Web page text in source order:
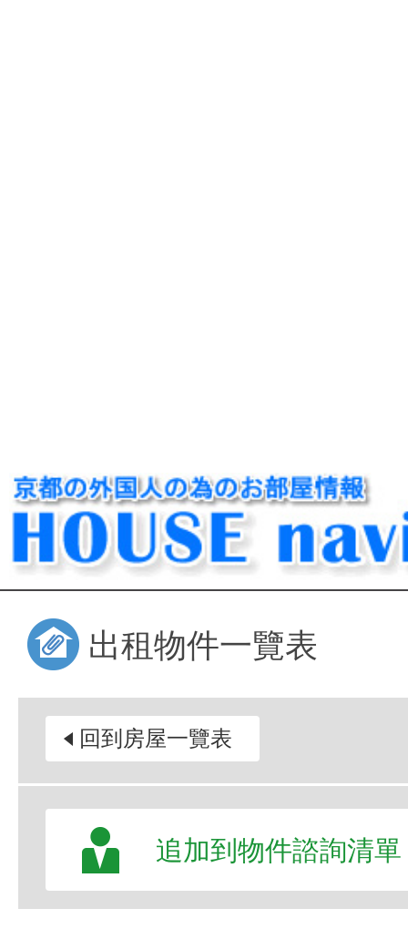
出租物件一覽表
回到房屋一覽表
追加到物件諮詢清單